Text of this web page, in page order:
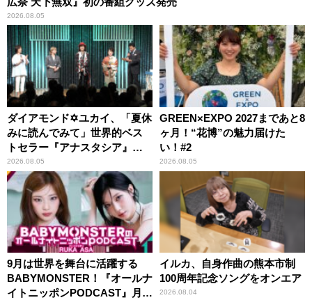
2026.08.05
ダイアモンド✡ユカイ、「夏休
みに読んでみて」世界的ベス
トセラー『アナスタシア』を
紹介
2026.08.05
GREEN×EXPO 2027まであと8
ヶ月！“花博”の魅力届けた
い！#2
2026.08.05
9月は世界を舞台に活躍する
BABYMONSTER！『オールナ
イトニッポンPODCAST』月替
イルカ、自身作曲の熊本市制
100周年記念ソングをオンエア
2026.08.04